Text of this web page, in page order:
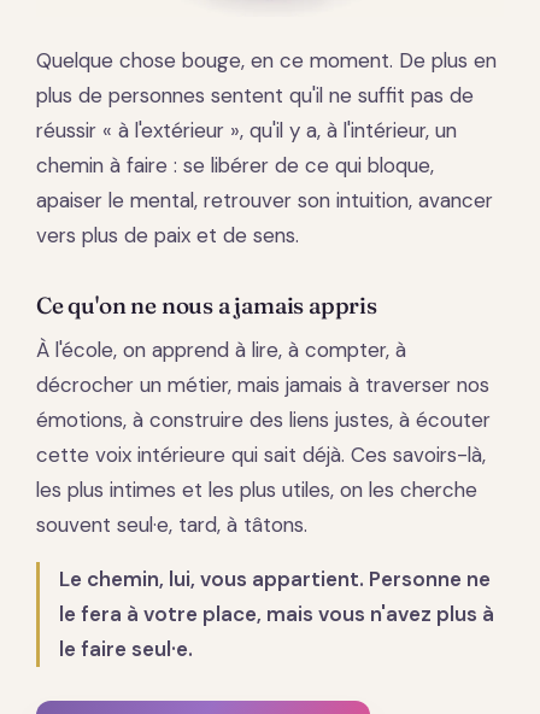
Quelque chose bouge, en ce moment. De plus en
plus de personnes sentent qu'il ne suffit pas de
réussir « à l'extérieur », qu'il y a, à l'intérieur, un
chemin à faire : se libérer de ce qui bloque,
apaiser le mental, retrouver son intuition, avancer
vers plus de paix et de sens.
Ce qu'on ne nous a jamais appris
À l'école, on apprend à lire, à compter, à
décrocher un métier, mais jamais à traverser nos
émotions, à construire des liens justes, à écouter
cette voix intérieure qui sait déjà. Ces savoirs-là,
les plus intimes et les plus utiles, on les cherche
souvent seul·e, tard, à tâtons.
Le chemin, lui, vous appartient. Personne ne
le fera à votre place, mais vous n'avez plus à
le faire seul·e.